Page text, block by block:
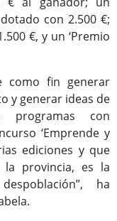
con 2.500 €;
€, y un ‘Premio
como fin generar
y generar ideas de
programas con
‘Emprende y
ediciones y que
la provincia, es la
ha